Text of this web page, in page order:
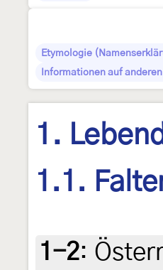
Etymologie
Informationen auf
1.
1.1.
1-2: